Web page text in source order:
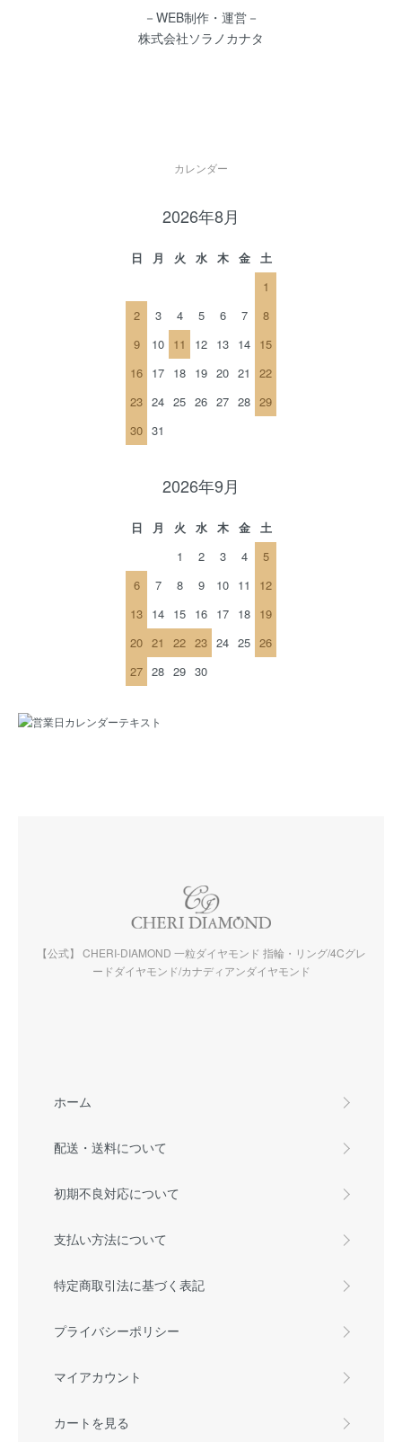
－WEB制作・運営－
株式会社ソラノカナタ
カレンダー
2026年8月
日 月 火 水 木 金
土
1
2
3 4 5 6 7
8
9
10 11 12 13 14 15
16 17 18 19 20 21
22
23 24 25 26 27 28 29
30 31
2026年9月
日 月 火 水 木 金
土
1
2 3 4
5
6
7 8 9 10 11
12
13 14 15 16 17 18 19
20 21 22 23 24 25 26
27 28 29 30
【公式】 CHERI-DIAMOND 一粒ダイヤモンド 指輪・リング/4Cグレ
ードダイヤモンド/カナディアンダイヤモンド
ホーム
配送・送料について
初期不良対応について
支払い方法について
特定商取引法に基づく表記
プライバシーポリシー
マイアカウント
カートを見る